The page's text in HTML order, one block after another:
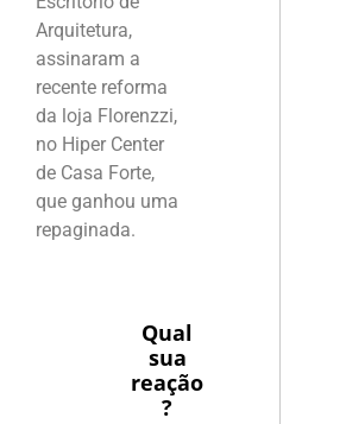
Arquitetura,
assinaram a
recente reforma
da loja Florenzzi,
no Hiper Center
de Casa Forte,
que ganhou uma
repaginada.
Qual
sua
reação
?